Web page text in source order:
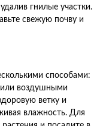
гнилые участки.
свежую почву и
способами:
или воздушными
ветку и
влажность. Для